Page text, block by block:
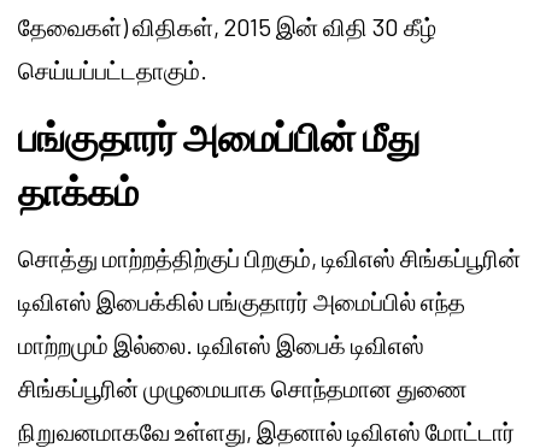
தேவைகள்) விதிகள், 2015 இன் விதி 30 கீழ்
செய்யப்பட்டதாகும்.
பங்குதாரர் அமைப்பின் மீது
தாக்கம்
சொத்து மாற்றத்திற்குப் பிறகும், டிவிஎஸ் சிங்கப்பூரின்
டிவிஎஸ் இபைக்கில் பங்குதாரர் அமைப்பில் எந்த
மாற்றமும் இல்லை. டிவிஎஸ் இபைக் டிவிஎஸ்
சிங்கப்பூரின் முழுமையாக சொந்தமான துணை
நிறுவனமாகவே உள்ளது, இதனால் டிவிஎஸ் மோட்டார்